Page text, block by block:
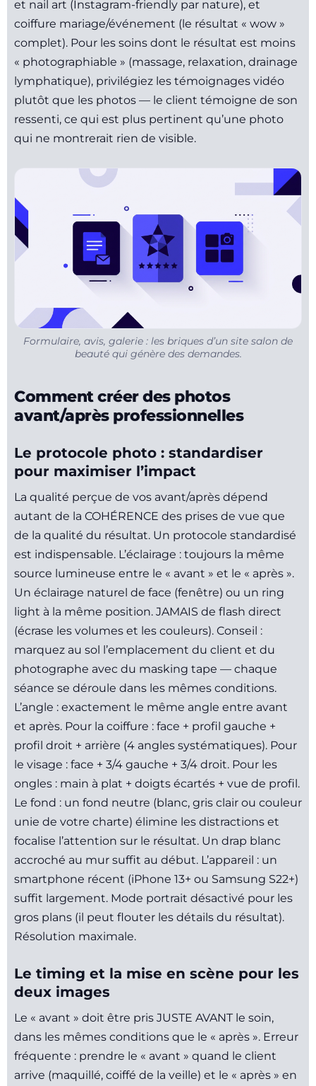
et nail art (Instagram-friendly par nature), et
coiffure mariage/événement (le résultat « wow »
complet). Pour les soins dont le résultat est moins
« photographiable » (massage, relaxation, drainage
lymphatique), privilégiez les témoignages vidéo
plutôt que les photos — le client témoigne de son
ressenti, ce qui est plus pertinent qu’une photo
qui ne montrerait rien de visible.
Formulaire, avis, galerie : les briques d’un site salon de
beauté qui génère des demandes.
Comment créer des photos
avant/après professionnelles
Le protocole photo : standardiser
pour maximiser l’impact
La qualité perçue de vos avant/après dépend
autant de la COHÉRENCE des prises de vue que
de la qualité du résultat. Un protocole standardisé
est indispensable. L’éclairage : toujours la même
source lumineuse entre le « avant » et le « après ».
Un éclairage naturel de face (fenêtre) ou un ring
light à la même position. JAMAIS de flash direct
(écrase les volumes et les couleurs). Conseil :
marquez au sol l’emplacement du client et du
photographe avec du masking tape — chaque
séance se déroule dans les mêmes conditions.
L’angle : exactement le même angle entre avant
et après. Pour la coiffure : face + profil gauche +
profil droit + arrière (4 angles systématiques). Pour
le visage : face + 3/4 gauche + 3/4 droit. Pour les
ongles : main à plat + doigts écartés + vue de profil.
Le fond : un fond neutre (blanc, gris clair ou couleur
unie de votre charte) élimine les distractions et
focalise l’attention sur le résultat. Un drap blanc
accroché au mur suffit au début. L’appareil : un
smartphone récent (iPhone 13+ ou Samsung S22+)
suffit largement. Mode portrait désactivé pour les
gros plans (il peut flouter les détails du résultat).
Résolution maximale.
Le timing et la mise en scène pour les
deux images
Le « avant » doit être pris JUSTE AVANT le soin,
dans les mêmes conditions que le « après ». Erreur
fréquente : prendre le « avant » quand le client
arrive (maquillé, coiffé de la veille) et le « après » en